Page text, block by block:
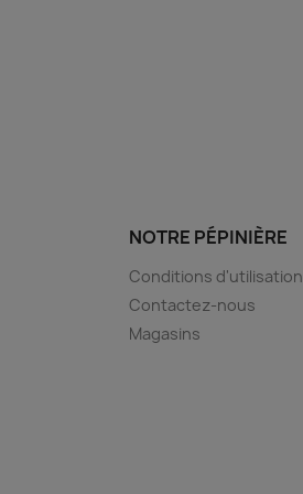
NOTRE PÉPINIÈRE
Conditions d'utilisation
Contactez-nous
Magasins